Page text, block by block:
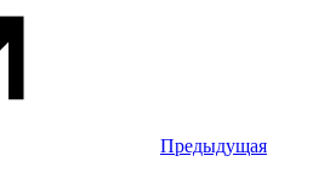
Предыдущая